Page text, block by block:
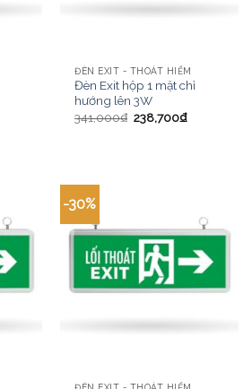
ĐÈN EXIT - THOÁT HIỂM
Đèn Exit hộp 1 mặt chỉ
hướng lên 3W
341,000₫ 238,700₫
-30%